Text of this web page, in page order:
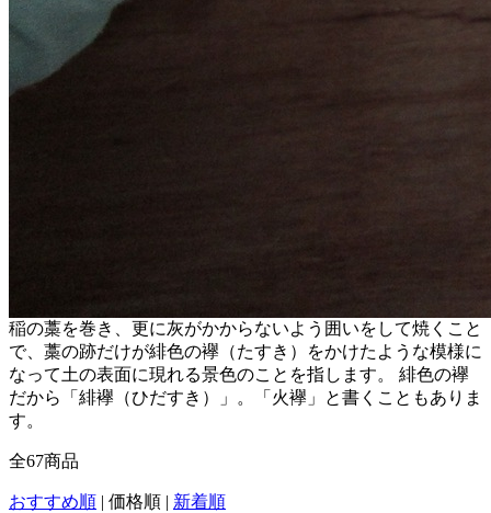
稲の藁を巻き、更に灰がかからないよう囲いをして焼くこと
で、藁の跡だけが緋色の襷（たすき）をかけたような模様に
なって土の表面に現れる景色のことを指します。 緋色の襷
だから「緋襷（ひだすき）」。「火襷」と書くこともありま
す。
全67商品
おすすめ順 | 価格順 | 新着順